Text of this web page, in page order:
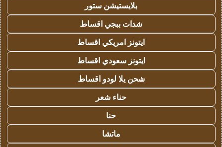
بلايستيشن ستور
شدات ببجي اقساط
ايتونز امريكي اقساط
ايتونز سعودي اقساط
شحن يلا لودو اقساط
حناء شعر
حنا
ماتشا